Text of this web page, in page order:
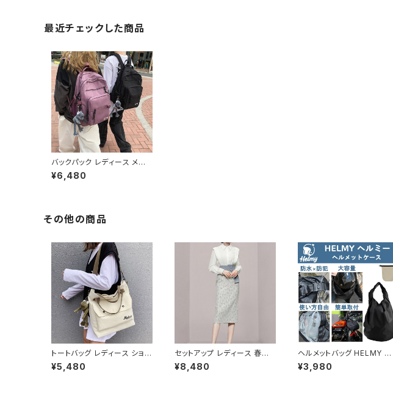
最近チェックした商品
バックパック レディース メン
ズ リュック 春夏 秋冬 春 夏
秋 冬 黒 バッグ リュックサック
生 中学生 ユニセックス 男の
子 女の子 A4 B4 アイボリー
ーキ カレッジコーデ カジュア
ル デイリー お出かけ K-B00
61
¥6,480
その他の商品
トートバッグ レディース ショル
ダーバッグ 春夏 秋冬 春 夏
秋 冬 黒 バッグ 大容量 キャン
¥5,480
セットアップ レディース 春夏
秋冬 春 夏 秋 冬 ブラウス タ
イトスカート セット ドレス 長
¥8,480
ヘルメットバッグ HELMY ヘ
ルミー ヘルメット 収納 バッグ
ケース 入れ 自転車 バイク フ
¥3,980